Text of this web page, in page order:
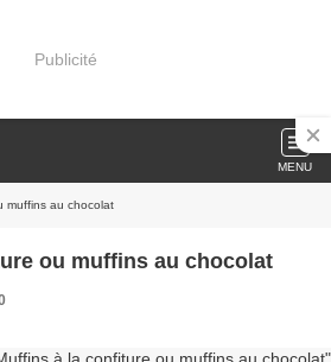
Publicité
MENU
muffins au chocolat
ou muffins au chocolat